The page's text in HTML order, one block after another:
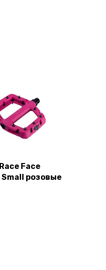
Face
розовые